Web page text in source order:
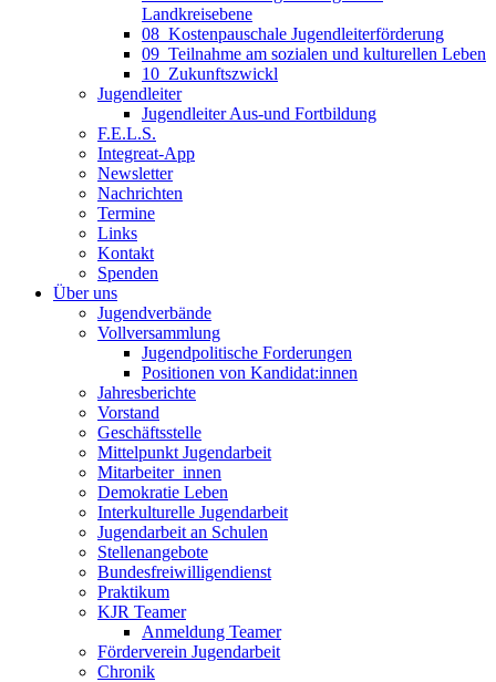
Landkreisebene
08_Kostenpauschale Jugendleiterförderung
09_Teilnahme am sozialen und kulturellen Leben
10_Zukunftszwickl
Jugendleiter
Jugendleiter Aus-und Fortbildung
F.E.L.S.
Integreat-App
Newsletter
Nachrichten
Termine
Links
Kontakt
Spenden
Über uns
Jugendverbände
Vollversammlung
Jugendpolitische Forderungen
Positionen von Kandidat:innen
Jahresberichte
Vorstand
Geschäftsstelle
Mittelpunkt Jugendarbeit
Mitarbeiter_innen
Demokratie Leben
Interkulturelle Jugendarbeit
Jugendarbeit an Schulen
Stellenangebote
Bundesfreiwilligendienst
Praktikum
KJR Teamer
Anmeldung Teamer
Förderverein Jugendarbeit
Chronik